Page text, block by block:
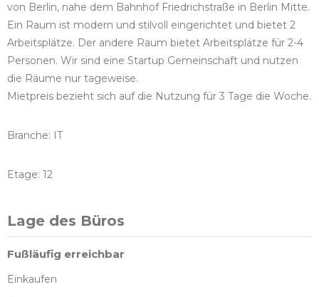
von Berlin, nahe dem Bahnhof Friedrichstraße in Berlin Mitte.
Ein Raum ist modern und stilvoll eingerichtet und bietet 2
Arbeitsplätze. Der andere Raum bietet Arbeitsplätze für 2-4
Personen. Wir sind eine Startup Gemeinschaft und nutzen
die Räume nur tageweise.
Mietpreis bezieht sich auf die Nutzung für 3 Tage die Woche.
Branche: IT
Etage: 12
Lage des Büros
Fußläufig erreichbar
Einkaufen